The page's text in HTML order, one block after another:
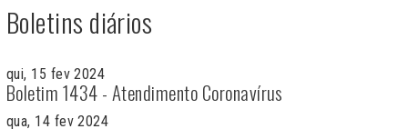
Boletins diários
qui, 15 fev 2024
Boletim 1434 - Atendimento Coronavírus
qua, 14 fev 2024